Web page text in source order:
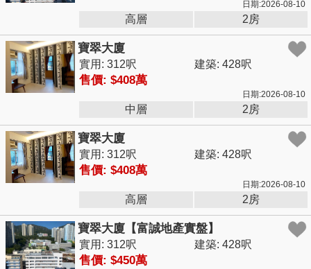
日期:2026-08-10
高層 2房
寶翠大廈
實用: 312呎 建築: 428呎
售價: $408萬
日期:2026-08-10
中層 2房
寶翠大廈
實用: 312呎 建築: 428呎
售價: $408萬
日期:2026-08-10
高層 2房
寶翠大廈【富誠地產實盤】
實用: 312呎 建築: 428呎
售價: $450萬